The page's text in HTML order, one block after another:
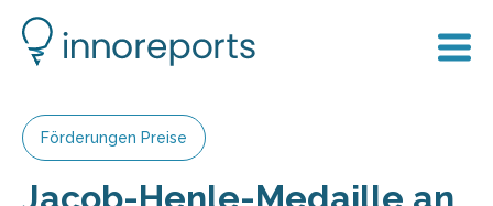
Förderungen Preise
Jacob-Henle-Medaille an